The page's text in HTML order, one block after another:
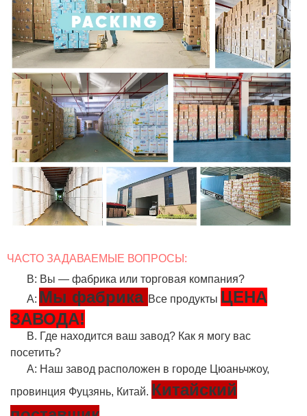
ЧАСТО ЗАДАВАЕМЫЕ ВОПРОСЫ:
В: Вы — фабрика или торговая компания?
А: Мы фабрика Все продукты ЦЕНА
ЗАВОДА!
В. Где находится ваш завод? Как я могу вас
посетить?
A: Наш завод расположен в городе Цюаньчжоу,
провинция Фуцзянь, Китай. Китайский